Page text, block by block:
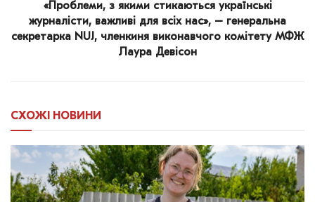
«Проблеми, з якими стикаються українські
журналісти, важливі для всіх нас», – генеральна
секретарка NUJ, членкиня виконавчого комітету МФЖ
Лаура Девісон
СХОЖІ НОВИНИ